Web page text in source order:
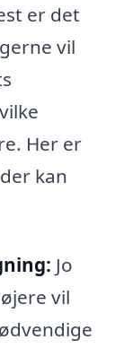
er det
vil
Her er
kan
Jo
vil